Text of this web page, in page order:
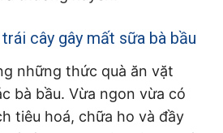
cây gây mất sữa bà bầu
những thức quà ăn vặt
bà bầu. Vừa ngon vừa có
tiêu hoá, chữa ho và đầy